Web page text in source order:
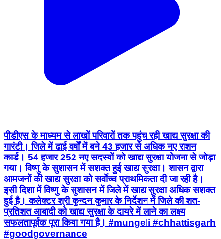
पीडीएस के माध्यम से लाखों परिवारों तक पहुंच रही खाद्य सुरक्षा की
गारंटी। जिले में ढाई वर्षों में बने 43 हजार से अधिक नए राशन
कार्ड। 54 हजार 252 नए सदस्यों को खाद्य सुरक्षा योजना से जोड़ा
गया। विष्णु के सुशासन में सशक्त हुई खाद्य सुरक्षा। शासन द्वारा
आमजनों की खाद्य सुरक्षा को सर्वाेच्च प्राथमिकता दी जा रही है।
इसी दिशा में विष्णु के सुशासन में जिले में खाद्य सुरक्षा अधिक सशक्त
हुई है। कलेक्टर श्री कुन्दन कुमार के निर्देशन में जिले की शत-
प्रतिशत आबादी को खाद्य सुरक्षा के दायरे में लाने का लक्ष्य
सफलतापूर्वक पूरा किया गया है। #mungeli #chhattisgarh
#goodgovernance